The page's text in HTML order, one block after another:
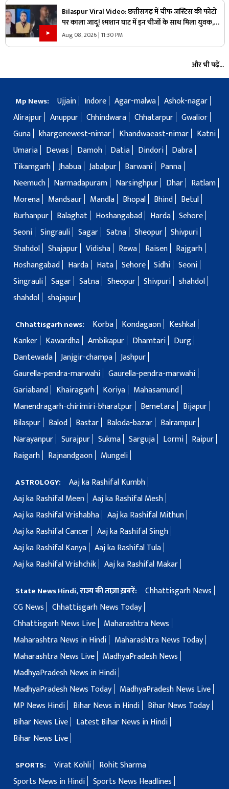
Bilaspur Viral Video: छत्तीसगढ़ में चीफ जस्टिस की फोटो
पर काला जादू! श्मशान घाट में इन चीजों के साथ मिला युवक,
देखिए ये पूरा वीडियो
Aug 08, 2026 | 11:30 PM
और भी पढ़ें...
Mp News: Ujjain Indore Agar-malwa Ashok-nagar
Alirajpur Anuppur Chhindwara Chhatarpur Gwalior
Guna khargonewest-nimar Khandwaeast-nimar
Katni
Umaria
Dewas Damoh Datia Dindori
Dabra
Tikamgarh Jhabua Jabalpur Barwani
Panna
Neemuch
Narmadapuram Narsinghpur Dhar
Ratlam
Morena
Mandsaur Mandla Bhopal Bhind
Betul
Burhanpur
Balaghat Hoshangabad Harda Sehore
Seoni Singrauli Sagar Satna Sheopur Shivpuri
Shahdol Shajapur Vidisha Rewa Raisen
Rajgarh
Hoshangabad
Harda Hata Sehore Sidhi Seoni
Singrauli Sagar Satna Sheopur Shivpuri shahdol
shahdol shajapur
Chhattisgarh news: Korba Kondagaon
Keshkal
Kanker
Kawardha Ambikapur Dhamtari
Durg
Dantewada Janjgir-champa Jashpur
Gaurella-pendra-marwahi Gaurella-pendra-marwahi
Gariaband
Khairagarh Koriya
Mahasamund
Manendragarh-chirimiri-bharatpur
Bemetara
Bijapur
Bilaspur
Balod Bastar Baloda-bazar
Balrampur
Narayanpur Surajpur Sukma Sarguja Lormi
Raipur
Raigarh
Rajnandgaon Mungeli
ASTROLOGY:
Aaj ka Rashifal Kumbh
Aaj ka Rashifal Meen Aaj ka Rashifal Mesh
Aaj ka Rashifal Vrishabha Aaj ka Rashifal Mithun
Aaj ka Rashifal Cancer Aaj ka Rashifal Singh
Aaj ka Rashifal Kanya Aaj ka Rashifal Tula
Aaj ka Rashifal Vrishchik Aaj ka Rashifal Makar
State News Hindi, राज्य की ताज़ा ख़बरें:
Chhattisgarh News
CG News
Chhattisgarh News Today
Chhattisgarh News Live
Maharashtra News
Maharashtra News in Hindi
Maharashtra News Today
Maharashtra News Live
MadhyaPradesh News
MadhyaPradesh News in Hindi
MadhyaPradesh News Today
MadhyaPradesh News Live
MP News Hindi
Bihar News in Hindi
Bihar News Today
Bihar News Live
Latest Bihar News in Hindi
Bihar News Live
SPORTS: Virat Kohli
Rohit Sharma
Sports News in Hindi Sports News Headlines